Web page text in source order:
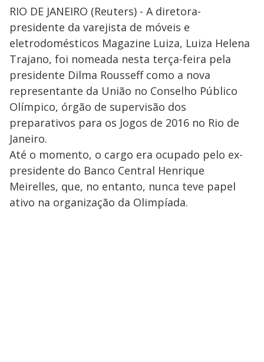
RIO DE JANEIRO (Reuters) - A diretora-
presidente da varejista de móveis e
eletrodomésticos Magazine Luiza, Luiza Helena
Trajano, foi nomeada nesta terça-feira pela
presidente Dilma Rousseff como a nova
representante da União no Conselho Público
Olímpico, órgão de supervisão dos
preparativos para os Jogos de 2016 no Rio de
Janeiro.
Até o momento, o cargo era ocupado pelo ex-
presidente do Banco Central Henrique
Meirelles, que, no entanto, nunca teve papel
ativo na organização da Olimpíada.